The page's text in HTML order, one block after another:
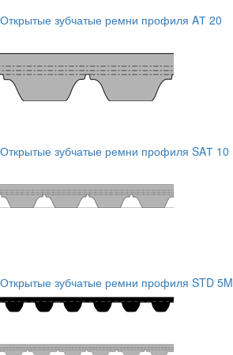
Открытые зубчатые ремни профиля AТ 20
Открытые зубчатые ремни профиля SAТ 10
Открытые зубчатые ремни профиля STD 5M